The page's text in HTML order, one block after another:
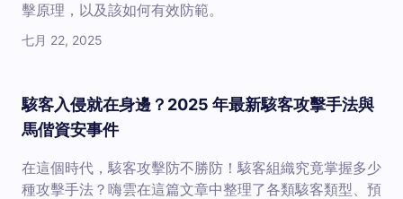
擊原理，以及該如何有效防範。
七月 22, 2025
駭客入侵就在身邊？2025 年最新駭客攻擊手法與
馬偕資安事件
在這個時代，駭客攻擊防不勝防！駭客組織究竟掌握多少
種攻擊手法？嗨雲在這篇文章中整理了各類駭客類型、預